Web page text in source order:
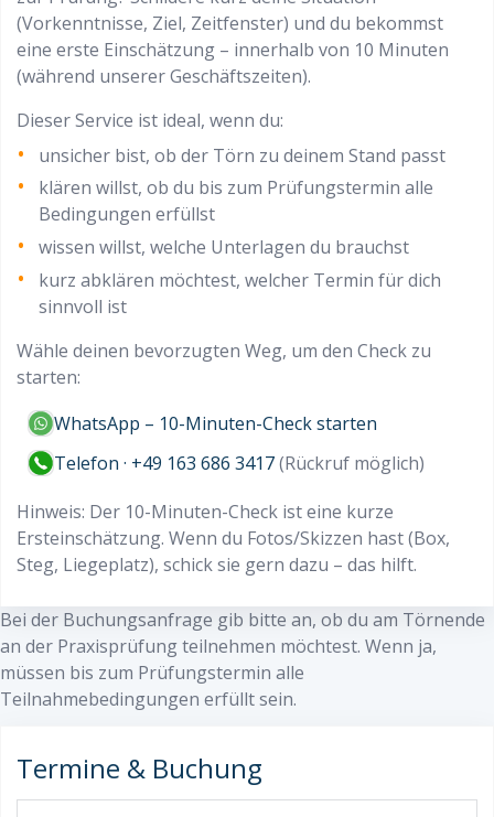
(Vorkenntnisse, Ziel, Zeitfenster) und du bekommst
eine erste Einschätzung – innerhalb von 10 Minuten
(während unserer Geschäftszeiten).
Dieser Service ist ideal, wenn du:
unsicher bist, ob der Törn zu deinem Stand passt
klären willst, ob du bis zum Prüfungstermin alle
Bedingungen erfüllst
wissen willst, welche Unterlagen du brauchst
kurz abklären möchtest, welcher Termin für dich
sinnvoll ist
Wähle deinen bevorzugten Weg, um den Check zu
starten:
WhatsApp – 10-Minuten-Check starten
Telefon · +49 163 686 3417(Rückruf möglich)
Hinweis: Der 10-Minuten-Check ist eine kurze
Ersteinschätzung. Wenn du Fotos/Skizzen hast (Box,
Steg, Liegeplatz), schick sie gern dazu – das hilft.
Bei der Buchungsanfrage gib bitte an, ob du am Törnende
an der Praxisprüfung teilnehmen möchtest. Wenn ja,
müssen bis zum Prüfungstermin alle
Teilnahmebedingungen erfüllt sein.
Termine & Buchung